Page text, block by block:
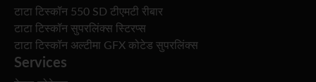
टाटा टिस्कॉन 550 SD टीएमटी रीबार
टाटा टिस्कॉन सुपरलिंक्स स्टिरप्स
टाटा टिस्कॉन अल्टीमा GFX कोटेड सुपरलिंक्स
Services